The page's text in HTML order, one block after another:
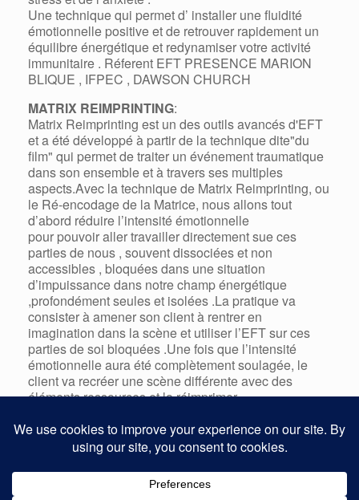
Une technique qui permet d’ installer une fluidité
émotionnelle positive et de retrouver rapidement un
équilibre énergétique et redynamiser votre activité
immunitaire . Réferent EFT PRESENCE MARION
BLIQUE , IFPEC , DAWSON CHURCH
MATRIX REIMPRINTING:
Matrix Reimprinting est un des outils avancés d'EFT
et a été développé à partir de la technique dite"du
film" qui permet de traiter un événement traumatique
dans son ensemble et à travers ses multiples
aspects.Avec la technique de Matrix Reimprinting, ou
le Ré-encodage de la Matrice, nous allons tout
d’abord réduire l’intensité émotionnelle
pour pouvoir aller travailler directement sue ces
parties de nous , souvent dissociées et non
accessibles , bloquées dans une situation
d’impuissance dans notre champ énergétique
,profondément seules et isolées .La pratique va
consister à amener son client à rentrer en
imagination dans la scène et utiliser l’EFT sur ces
parties de soi bloquées .Une fois que l’intensité
émotionnelle aura été complètement soulagée, le
client va recréer une scène différente avec des
éléments ressources et la réimprimer
Matrice. Réferent :EFT PRESENCE MARION
BLIQUE , IFPEC